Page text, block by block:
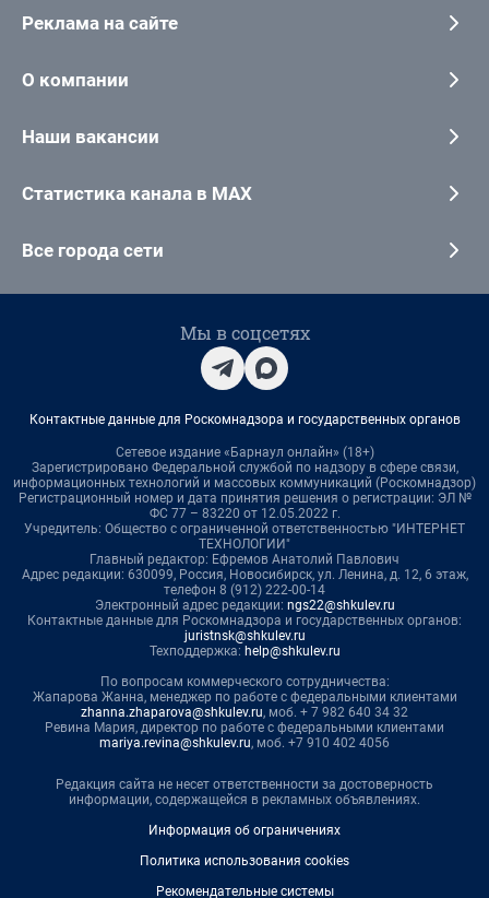
Реклама на сайте
О компании
Наши вакансии
Статистика канала в MAX
Все города сети
Мы в соцсетях
Контактные данные для Роскомнадзора и государственных органов
Сетевое издание «Барнаул онлайн» (18+)
Зарегистрировано Федеральной службой по надзору в сфере связи,
информационных технологий и массовых коммуникаций (Роскомнадзор)
Регистрационный номер и дата принятия решения о регистрации: ЭЛ №
ФС 77 – 83220 от 12.05.2022 г.
Учредитель: Общество с ограниченной ответственностью "ИНТЕРНЕТ
ТЕХНОЛОГИИ"
Главный редактор: Ефремов Анатолий Павлович
Адрес редакции: 630099, Россия, Новосибирск, ул. Ленина, д. 12, 6 этаж,
телефон 8 (912) 222-00-14
Электронный адрес редакции: ngs22@shkulev.ru
Контактные данные для Роскомнадзора и государственных органов:
juristnsk@shkulev.ru
Техподдержка: help@shkulev.ru
По вопросам коммерческого сотрудничества:
Жапарова Жанна, менеджер по работе с федеральными клиентами
zhanna.zhaparova@shkulev.ru, моб. + 7 982 640 34 32
Ревина Мария, директор по работе с федеральными клиентами
mariya.revina@shkulev.ru, моб. +7 910 402 4056
Редакция сайта не несет ответственности за достоверность
информации, содержащейся в рекламных объявлениях.
Информация об ограничениях
Политика использования cookies
Рекомендательные системы